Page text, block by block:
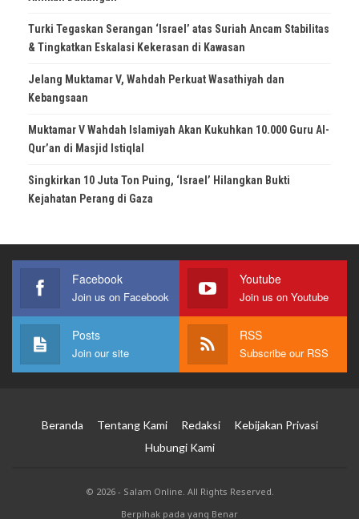
Turki Tegaskan Serangan ‘Israel’ atas Suriah Ancam Stabilitas
& Tingkatkan Eskalasi Kekerasan di Kawasan
Jelang Muktamar V, Wahdah Perkuat Wasathiyah dan
Kebangsaan
Muktamar V Wahdah Islamiyah Akan Kukuhkan 10.000 Guru Al-
Qur’an di Masjid Istiqlal
Singkirkan 10 Juta Ton Puing, ‘Israel’ Hilangkan Bukti
Kejahatan Perang di Gaza
Facebook
Join us on Facebook
Youtube
Join us on Youtube
Posts
Join our site
RSS
Subscribe our RSS
Beranda Tentang Kami Redaksi
Kebijakan Privasi
Hubungi Kami
© 2026 - Salam Online. All Rights Reserved.
Berpihak pada yang Benar